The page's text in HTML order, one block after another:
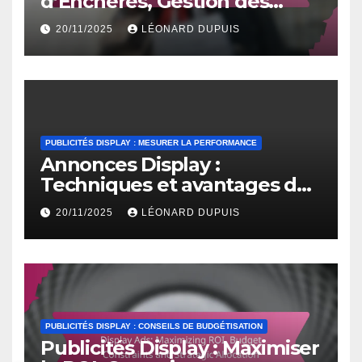
Coûts et Analyse
Concurrentielle
20/11/2025 LÉONARD DUPUIS
PUBLICITÉS DISPLAY : MESURER LA PERFORMANCE
Annonces Display :
Techniques et avantages des
tests A/B
20/11/2025 LÉONARD DUPUIS
PUBLICITÉS DISPLAY : CONSEILS DE BUDGÉTISATION
Publicités Display : Maximiser